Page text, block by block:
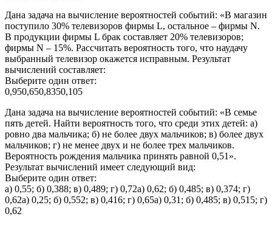
Дана задача на вычисление вероятностей событий: «В магазин
поступило 30% телевизоров фирмы L, остальное – фирмы N.
В продукции фирмы L брак составляет 20% телевизоров;
фирмы N – 15%. Рассчитать вероятность того, что наудачу
выбранный телевизор окажется исправным. Результат
вычислений составляет:
Выберите один ответ:
0,950,650,8350,105
Дана задача на вычисление вероятностей событий: «В семье
пять детей. Найти вероятность того, что среди этих детей: а)
ровно два мальчика; б) не более двух мальчиков; в) более двух
мальчиков; г) не менее двух и не более трех мальчиков.
Вероятность рождения мальчика принять равной 0,51».
Результат вычислений имеет следующий вид:
Выберите один ответ:
а) 0,55; б) 0,388; в) 0,489; г) 0,72а) 0,62; б) 0,485; в) 0,374; г)
0,62а) 0,25; б) 0,552; в) 0,416; г) 0,65а) 0,31; б) 0,485; в) 0,515; г)
0,62